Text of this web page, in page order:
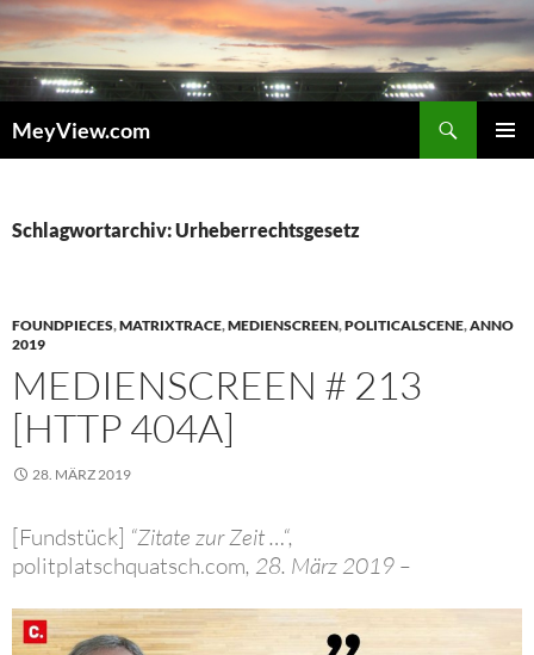
Zum
Inhalt
springen
MeyView.com
Schlagwortarchiv: Urheberrechtsgesetz
FOUNDPIECES,MATRIXTRACE,MEDIENSCREEN,POLITICALSCENE,ANNO
2019
MEDIENSCREEN # 213
[HTTP 404A]
28. MÄRZ 2019
[Fundstück] “Zitate zur Zeit …“,
politplatschquatsch.com, 28. März 2019 –